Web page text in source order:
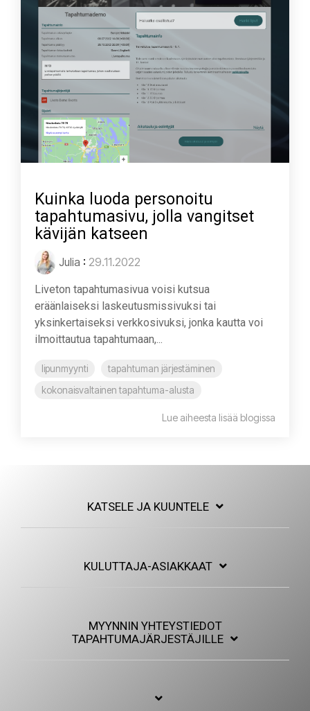
Kuinka luoda personoitu
tapahtumasivu, jolla vangitset
kävijän katseen
Julia : 29.11.2022
Liveton tapahtumasivua voisi kutsua
eräänlaiseksi laskeutusmissivuksi tai
yksinkertaiseksi verkkosivuksi, jonka kautta voi
ilmoittautua tapahtumaan,...
lipunmyynti
tapahtuman järjestäminen
kokonaisvaltainen tapahtuma-alusta
Lue aiheesta lisää blogissa
KATSELE JA KUUNTELE
KULUTTAJA-ASIAKKAAT
MYYNNIN YHTEYSTIEDOT
TAPAHTUMAJÄRJESTÄJILLE